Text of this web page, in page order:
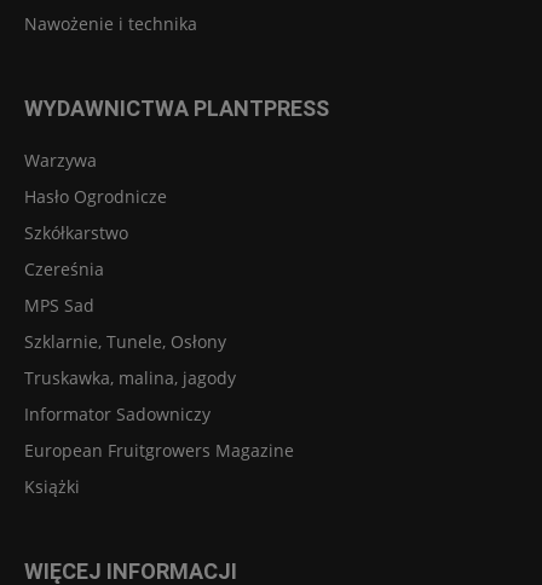
Nawożenie i technika
WYDAWNICTWA PLANTPRESS
Warzywa
Hasło Ogrodnicze
Szkółkarstwo
Czereśnia
MPS Sad
Szklarnie, Tunele, Osłony
Truskawka, malina, jagody
Informator Sadowniczy
European Fruitgrowers Magazine
Książki
WIĘCEJ INFORMACJI